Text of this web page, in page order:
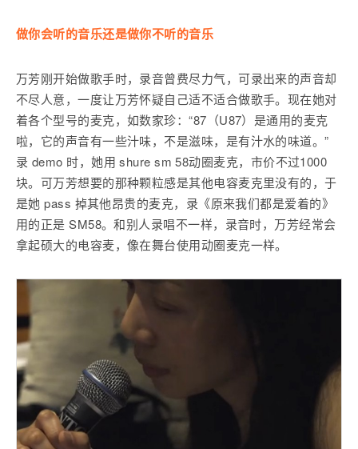
做你会听的音乐还是做你不听的音乐
万芳刚开始做歌手时，录音曾费尽力气，可录出来的声音却
不尽人意，一度让万芳怀疑自己适不适合做歌手。现在她对
着各个型号的麦克，如数家珍：“87（U87）是通用的麦克
啦，它的声音有一些汁味，不是滋味，是有汁水的味道。”
录 demo 时，她用 shure sm 58动圈麦克，市价不过1000
块。可万芳想要的那种颗粒感是其他电容麦克里没有的，于
是她 pass 掉其他昂贵的麦克，录《原来我们都是爱着的》
用的正是 SM58。和别人录唱不一样，录音时，万芳经常会
拿起硕大的电容麦，像在舞台使用动圈麦克一样。